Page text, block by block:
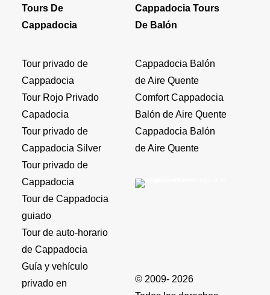
Tours De
Cappadocia
Tour privado de
Cappadocia
Tour Rojo Privado
Capadocia
Tour privado de
Cappadocia Silver
Tour privado de
Cappadocia
Tour de Cappadocia
guiado
Tour de auto-horario
de Cappadocia
Guía y vehículo
privado en
Cappadocia Tours
De Balón
Cappadocia Balón
de Aire Quente
Comfort Cappadocia
Balón de Aire Quente
Cappadocia Balón
de Aire Quente
© 2009- 2026